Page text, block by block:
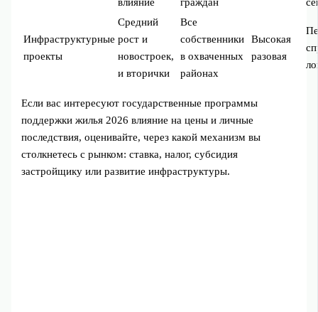
Инфраструктурные
проекты
Средний
рост и
новостроек,
и вторички
Все
собственники
в охваченных
районах
Высокая
разовая
Если вас интересуют государственные программы
поддержки жилья 2026 влияние на цены и личные
последствия, оценивайте, через какой механизм вы
столкнетесь с рынком: ставка, налог, субсидия
застройщику или развитие инфраструктуры.